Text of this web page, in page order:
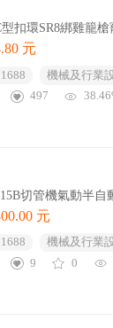
型扣環SR8綁雞籠
元
1688 機械及行業
497
切管機氣動半自
元
1688 機械及行業
9
0